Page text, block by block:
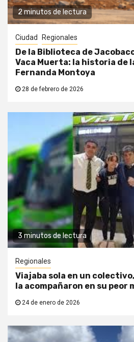
2 minutos de lectura
Ciudad Regionales
De la Biblioteca de
Vaca Muerta: la historia de
Fernanda Montoya
28 de febrero de 2026
3 minutos de lectura
Regionales
Viajaba sola en un
la acompañaron en su peor
24 de enero de 2026